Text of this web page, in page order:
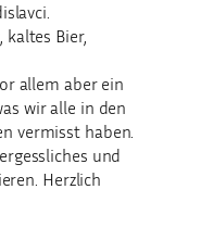
Bier,
allem aber ein
wir alle in den
vermisst haben.
und
Herzlich